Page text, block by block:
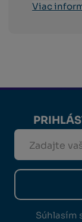
Viac
Súhlasím